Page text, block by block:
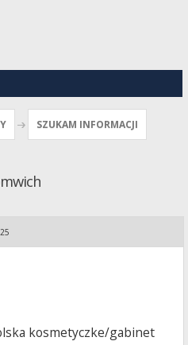
SZUKAM INFORMACJI
kosmetyczke/gabinet